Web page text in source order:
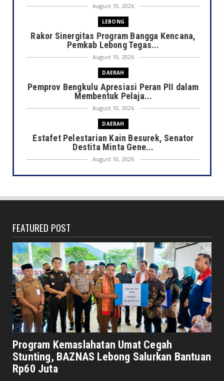
August 10, 2026
LEBONG
Rakor Sinergitas Program Bangga Kencana,
Pemkab Lebong Tegas...
August 10, 2026
DAERAH
Pemprov Bengkulu Apresiasi Peran PII dalam
Membentuk Pelaja...
August 10, 2026
DAERAH
Estafet Pelestarian Kain Besurek, Senator
Destita Minta Gene...
August 10, 2026
DAERAH
Bengkulu Dorong Regener...
6 Bulan Gaji Tak Dibayar, Jurnalis Nekat
Gugat Perusahaan Me...
August 10, 2026
JELAJAH
Negara dan Wilayah Ini Disebut dalam Al-
Qur’an, Indonesia Te...
August 10, 2026
DAERAH
Kebakaran di Nusa Indah Kota Bengkulu
Nyaris Memakan Korban ...
August 10, 2026
FEATURED POST
Program Kemaslahatan Umat Cegah
Stunting, BAZNAS Lebong Salurkan Bantuan
Rp60 Juta